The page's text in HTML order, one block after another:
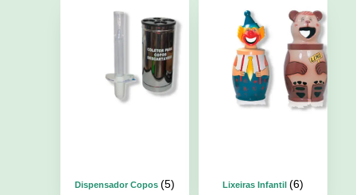
Dispensador Copos (5) Lixeiras Infantil (6)